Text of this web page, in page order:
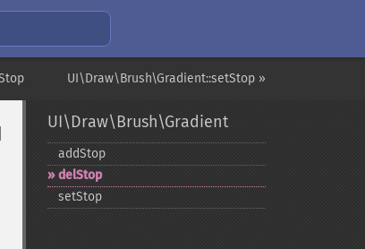
UI\Draw\Brush\Gradient::setStop »
UI\Draw\Brush\Gradient
addStop
delStop
setStop